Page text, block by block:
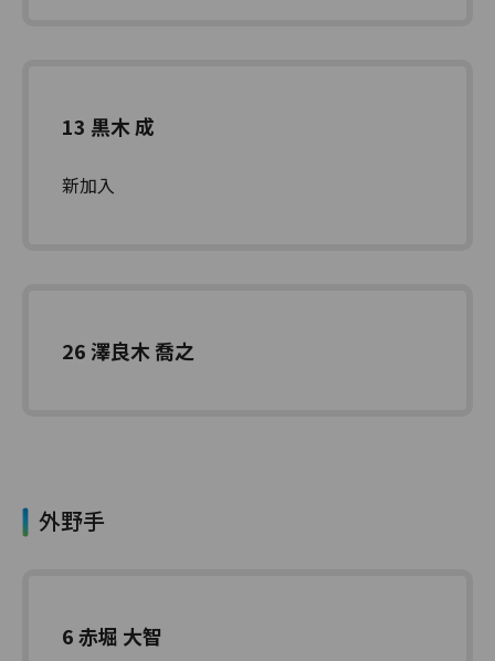
13 黒木 成
新加入
26 澤良木 喬之
外野手
6 赤堀 大智